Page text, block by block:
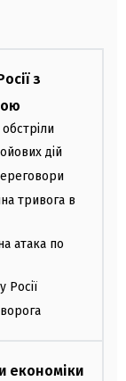
з
дій
тривога в
атака по
Росії
економіки